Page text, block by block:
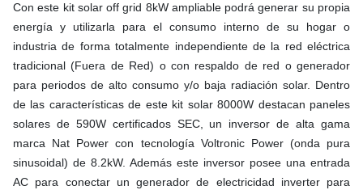
Con este kit solar off grid 8kW ampliable podrá generar su propia
energía y utilizarla para el consumo interno de su hogar o
industria de forma totalmente independiente de la red eléctrica
tradicional (Fuera de Red) o con respaldo de red o generador
para periodos de alto consumo y/o baja radiación solar. Dentro
de las características de este kit solar 8000W destacan paneles
solares de 590W certificados SEC, un inversor de alta gama
marca Nat Power con tecnología Voltronic Power (onda pura
sinusoidal) de 8.2kW. Además este inversor posee una entrada
AC para conectar un generador de electricidad inverter para